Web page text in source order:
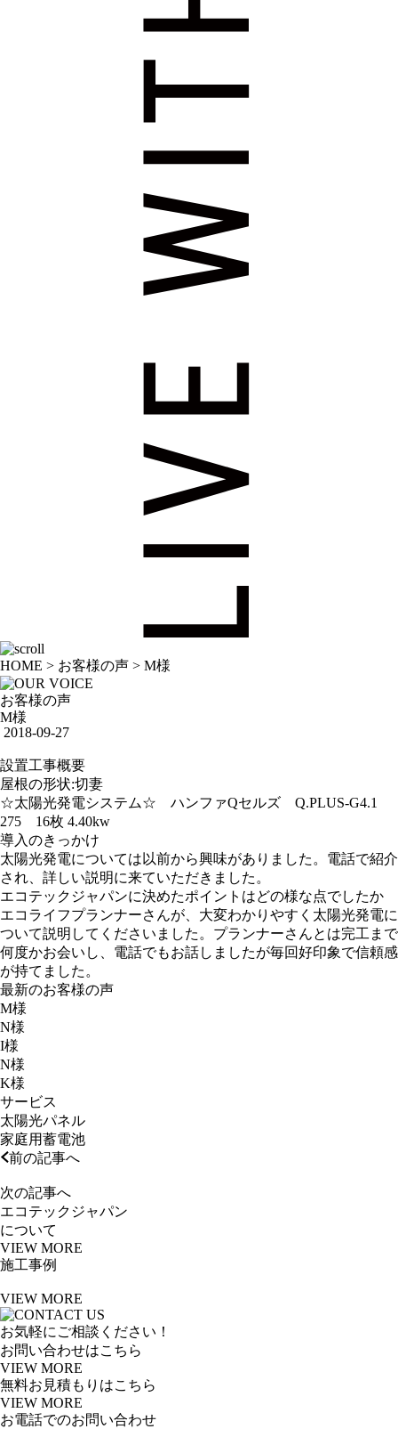
HOME > お客様の声 > M様
お客様の声
M様
2018-09-27
設置工事概要
屋根の形状:切妻
☆太陽光発電システム☆ ハンファQセルズ Q.PLUS-G4.1
275 16枚 4.40kw
導入のきっかけ
太陽光発電については以前から興味がありました。電話で紹介
され、詳しい説明に来ていただきました。
エコテックジャパンに決めたポイントはどの様な点でしたか
エコライフプランナーさんが、大変わかりやすく太陽光発電に
ついて説明してくださいました。プランナーさんとは完工まで
何度かお会いし、電話でもお話しましたが毎回好印象で信頼感
が持てました。
最新のお客様の声
M様
N様
I様
N様
K様
サービス
太陽光パネル
家庭用蓄電池
前の記事へ
次の記事へ
エコテックジャパン
について
VIEW MORE
施工事例
VIEW MORE
お気軽にご相談ください！
お問い合わせはこちら
VIEW MORE
無料お見積もりはこちら
VIEW MORE
お電話でのお問い合わせ